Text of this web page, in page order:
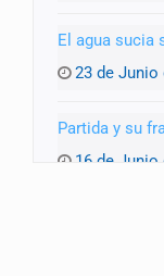
El agua sucia
23 de Junio
Partida y su
16 de Junio